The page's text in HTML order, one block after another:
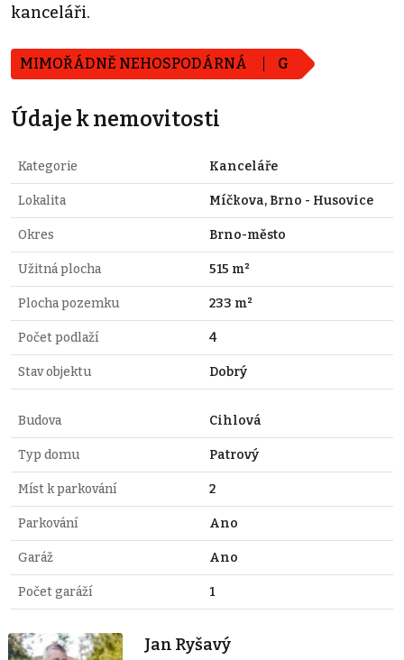
kanceláři.
MIMOŘÁDNĚ NEHOSPODÁRNÁ G
Údaje k nemovitosti
Kategorie Kanceláře
Lokalita Míčkova, Brno - Husovice
Okres Brno-město
Užitná plocha 515 m²
Plocha pozemku 233 m²
Počet podlaží 4
Stav objektu Dobrý
Budova Cihlová
Typ domu Patrový
Míst k parkování 2
Parkování Ano
Garáž Ano
Počet garáží 1
Jan Ryšavý